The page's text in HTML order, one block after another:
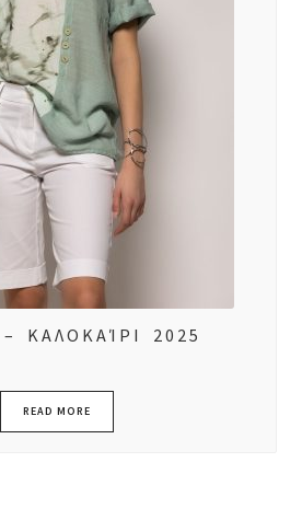
ΚΑΛΟΚΑΊΡΙ 2025
READ MORE